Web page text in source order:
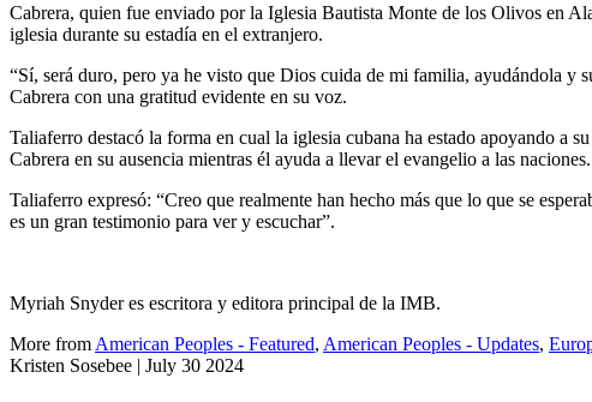
Cabrera, quien fue enviado por la Iglesia Bautista Monte de los Olivos en
iglesia durante su estadía en el extranjero.
“Sí, será duro, pero ya he visto que Dios cuida de mi familia, ayudándola y
Cabrera con una gratitud evidente en su voz.
Taliaferro destacó la forma en cual la iglesia cubana ha estado apoyando a
Cabrera en su ausencia mientras él ayuda a llevar el evangelio a las naciones.
Taliaferro expresó: “Creo que realmente han hecho más que lo que se
es un gran testimonio para ver y escuchar”.
Myriah Snyder es escritora y editora principal de la IMB.
More from American Peoples - Featured, American Peoples - Updates,
Kristen Sosebee | July 30 2024